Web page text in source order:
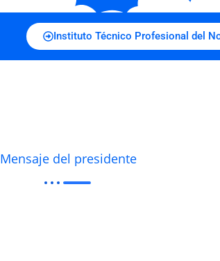
Instituto Técnico Profesional del
Mensaje del presidente